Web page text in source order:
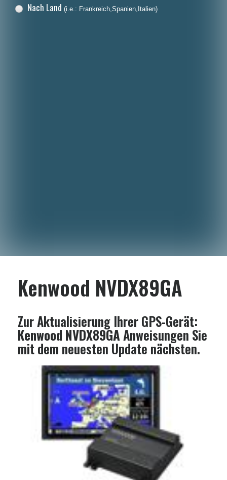
Nach Land (i.e.: Frankreich,Spanien,Italien)
Kenwood NVDX89GA
Zur Aktualisierung Ihrer GPS-Gerät:
Kenwood NVDX89GAAnweisungen Sie
mit dem neuesten Update nächsten.